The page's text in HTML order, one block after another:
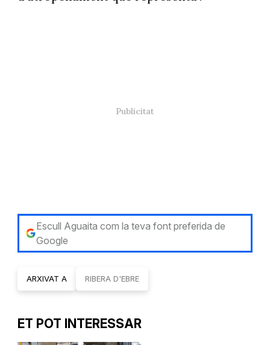
Escull Aguaita com la teva font preferida de
Google
ARXIVAT A RIBERA D'EBRE
ET POT INTERESSAR